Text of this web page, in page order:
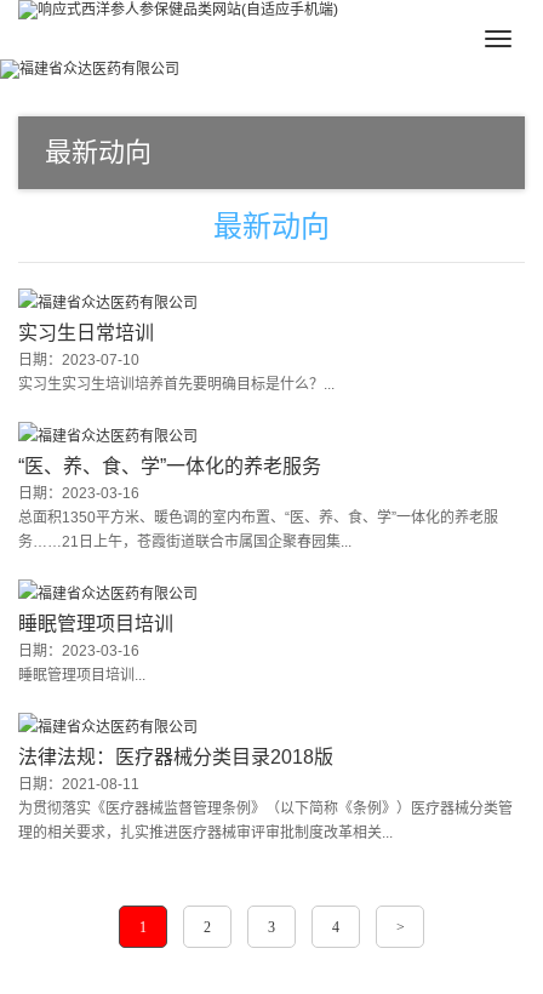
Toggle
最新动向
最新动向
实习生日常培训
日期：2023-07-10
实习生实习生培训培养首先要明确目标是什么？...
“医、养、食、学”一体化的养老服务
日期：2023-03-16
总面积1350平方米、暖色调的室内布置、“医、养、食、学”一体化的养老服
务……21日上午，苍霞街道联合市属国企聚春园集...
睡眠管理项目培训
日期：2023-03-16
睡眠管理项目培训...
法律法规：医疗器械分类目录2018版
日期：2021-08-11
为贯彻落实《医疗器械监督管理条例》（以下简称《条例》）医疗器械分类管
理的相关要求，扎实推进医疗器械审评审批制度改革相关...
1 2 3 4 >